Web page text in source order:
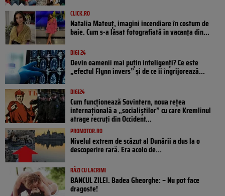
CLICK.RO
Natalia Mateuț, imagini incendiare în costum de
baie. Cum s-a lăsat fotografiată în vacanța din...
DIGI 24
Devin oamenii mai puțin inteligenți? Ce este
„efectul Flynn invers” și de ce îi îngrijorează...
DIGI24
Cum funcționează Sovintern, noua rețea
internațională a „socialiștilor” cu care Kremlinul
atrage recruți din Occident...
PROMOTOR.RO
Nivelul extrem de scăzut al Dunării a dus la o
descoperire rară. Era acolo de...
RÂZI CU LACRIMI
BANCUL ZILEI. Badea Gheorghe: – Nu pot face
dragoste!